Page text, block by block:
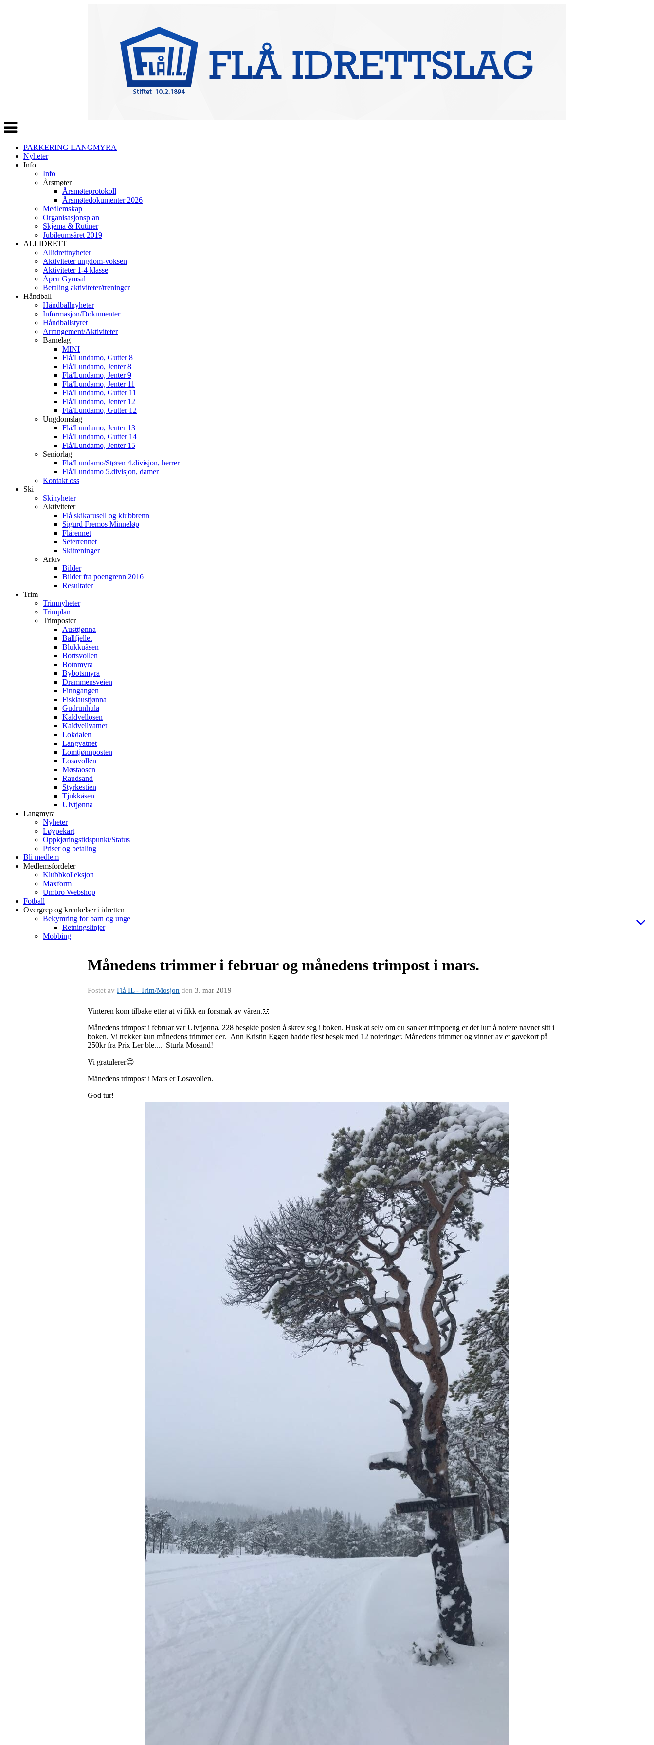
Veksle
navigasjon
PARKERING LANGMYRA
Nyheter
Info
Info
Årsmøter
Årsmøteprotokoll
Årsmøtedokumenter 2026
Medlemskap
Organisasjonsplan
Skjema & Rutiner
Jubileumsåret 2019
ALLIDRETT
Allidrettnyheter
Aktiviteter ungdom-voksen
Aktiviteter 1-4 klasse
Åpen Gymsal
Betaling aktiviteter/treninger
Håndball
Håndballnyheter
Informasjon/Dokumenter
Håndballstyret
Arrangement/Aktiviteter
Barnelag
MINI
Flå/Lundamo, Gutter 8
Flå/Lundamo, Jenter 8
Flå/Lundamo, Jenter 9
Flå/Lundamo, Jenter 11
Flå/Lundamo, Gutter 11
Flå/Lundamo, Jenter 12
Flå/Lundamo, Gutter 12
Ungdomslag
Flå/Lundamo, Jenter 13
Flå/Lundamo, Gutter 14
Flå/Lundamo, Jenter 15
Seniorlag
Flå/Lundamo/Støren 4.divisjon, herrer
Flå/Lundamo 5.divisjon, damer
Kontakt oss
Ski
Skinyheter
Aktiviteter
Flå skikarusell og klubbrenn
Sigurd Fremos Minneløp
Flårennet
Seterrennet
Skitreninger
Arkiv
Bilder
Bilder fra poengrenn 2016
Resultater
Trim
Trimnyheter
Trimplan
Trimposter
Austtjønna
Ballfjellet
Blukkuåsen
Bortsvollen
Botnmyra
Bybotsmyra
Drammensveien
Finngangen
Fisklaustjønna
Gudrunhula
Kaldvellosen
Kaldvellvatnet
Lokdalen
Langvatnet
Lomtjønnposten
Losavollen
Møstaosen
Raudsand
Styrkestien
Tjukkåsen
Ulvtjønna
Langmyra
Nyheter
Løypekart
Oppkjøringstidspunkt/Status
Priser og betaling
Bli medlem
Medlemsfordeler
Klubbkolleksjon
Maxform
Umbro Webshop
Fotball
Overgrep og krenkelser i idretten
Bekymring for barn og unge
Retningslinjer
Mobbing
Månedens trimmer i februar og månedens trimpost i mars.
Postet av Flå IL - Trim/Mosjon den 3. mar 2019
Vinteren kom tilbake etter at vi fikk en forsmak av våren.🌼
Månedens trimpost i februar var Ulvtjønna. 228 besøkte posten å skrev seg i boken. Husk at selv om du sanker trimpoeng er det lurt å notere navnet sitt i
boken. Vi trekker kun månedens trimmer der. Ann Kristin Eggen hadde flest besøk med 12 noteringer. Månedens trimmer og vinner av et gavekort på
250kr fra Prix Ler ble..... Sturla Mosand!
Vi gratulerer😊
Månedens trimpost i Mars er Losavollen.
God tur!